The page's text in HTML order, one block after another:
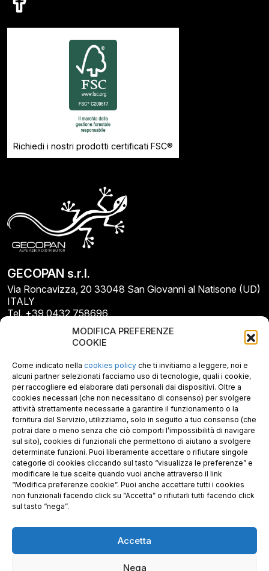
MODIFICA PREFERENZE
COOKIE
Come indicato nella cookies policy che ti invitiamo a leggere, noi e
alcuni partner selezionati facciamo uso di tecnologie, quali i cookie,
per raccogliere ed elaborare dati personali dai dispositivi. Oltre a
cookies necessari (che non necessitano di consenso) per svolgere
attività strettamente necessarie a garantire il funzionamento o la
fornitura del Servizio, utilizziamo, solo in seguito a tuo consenso (che
potrai dare o meno senza che ciò comporti l’impossibilità di navigare
sul sito), cookies di funzionali che permettono di aiutano a svolgere
determinate funzioni. Puoi liberamente accettare o rifiutare singole
categorie di cookies cliccando sul tasto “visualizza le preferenze” e
modificare le tue scelte quando vuoi anche attraverso il link
“Modifica preferenze cookie”. Puoi anche accettare tutti i cookies
non funzionali facendo click su “Accetta” o rifiutarli tutti facendo click
sul tasto “nega”.
Accetta
Nega
Richiedi i nostri prodotti certificati FSC®
GECOPAN s.r.l.
Via Roncavizza, 20 33048 San Giovanni al Natisone (UD)
ITALY
Tel. +39 0432 758696
E-mail: info@gecopan.it
E-mail PEC: gecopan@pec.it
P.I. E C.F. 02487660306
N. REA UD 264834
Capitale sociale € 30.000
Richiedi i nostri prodotti certificati FSC®